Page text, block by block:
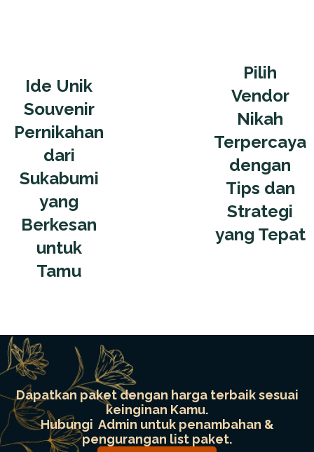
Ide Unik
Souvenir
Pernikahan
dari
Sukabumi
yang
Berkesan
untuk
Tamu
Pilih
Vendor
Nikah
Terpercaya
dengan
Tips dan
Strategi
yang Tepat
Dapatkan paket dengan harga terbaik sesuai
keinginan Kamu.
Hubungi Admin untuk penambahan &
pengurangan list paket.